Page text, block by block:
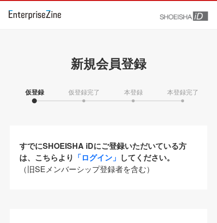
新規会員登録
仮登録 仮登録完了 本登録 本登録完了
すでにSHOEISHA iDにご登録いただいている方
は、こちらより 「ログイン」 してください。
（旧SEメンバーシップ登録者を含む）